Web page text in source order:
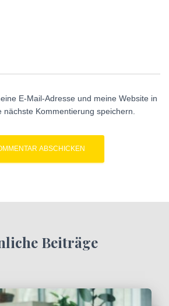
E-Mail-Adresse und meine Website in
Kommentierung speichern.
Beiträge